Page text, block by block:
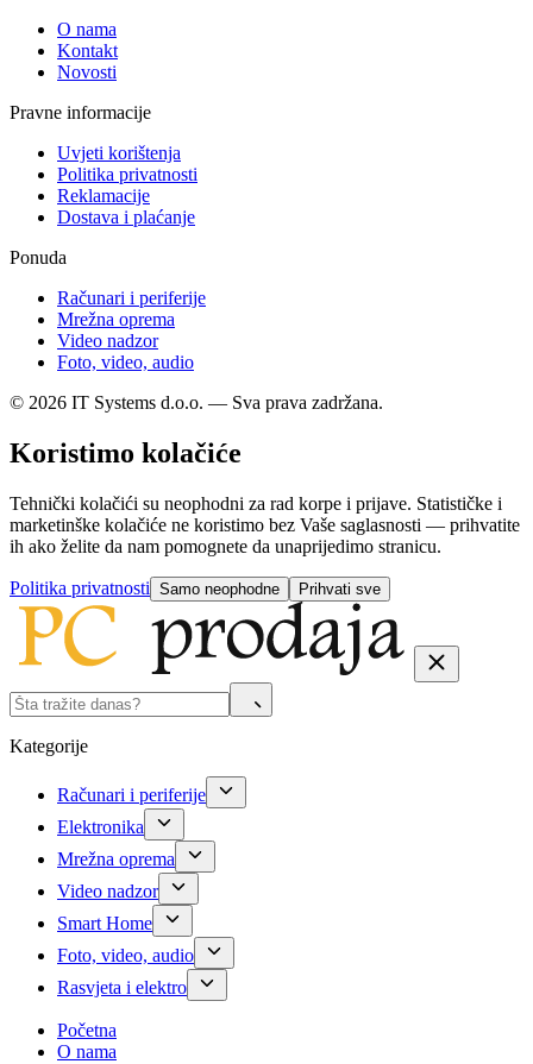
O nama
Kontakt
Novosti
Pravne informacije
Uvjeti korištenja
Politika privatnosti
Reklamacije
Dostava i plaćanje
Ponuda
Računari i periferije
Mrežna oprema
Video nadzor
Foto, video, audio
© 2026 IT Systems d.o.o. — Sva prava zadržana.
Koristimo kolačiće
Tehnički kolačići su neophodni za rad korpe i prijave. Statističke i
marketinške kolačiće ne koristimo bez Vaše saglasnosti — prihvatite
ih ako želite da nam pomognete da unaprijedimo stranicu.
Politika privatnosti Samo neophodne Prihvati sve
Kategorije
Računari i periferije
Elektronika
Mrežna oprema
Video nadzor
Smart Home
Foto, video, audio
Rasvjeta i elektro
Početna
O nama